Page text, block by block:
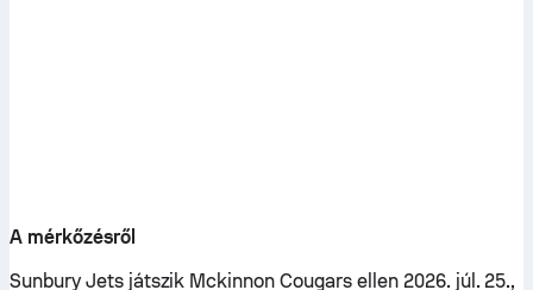
A mérkőzésről
Sunbury Jets játszik Mckinnon Cougars ellen 2026. júl. 25.,